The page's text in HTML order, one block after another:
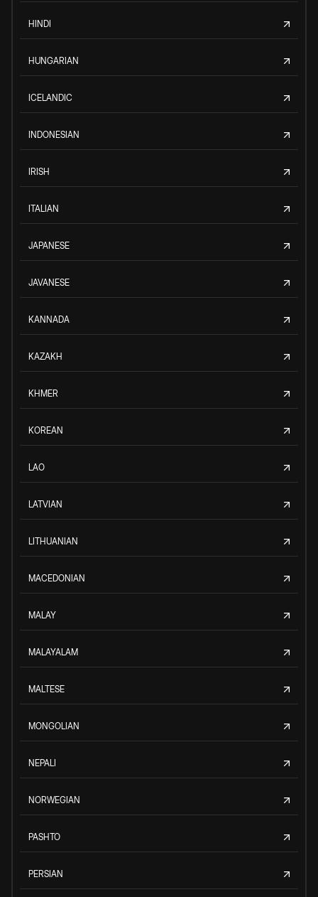
HINDI
HUNGARIAN
ICELANDIC
INDONESIAN
IRISH
ITALIAN
JAPANESE
JAVANESE
KANNADA
KAZAKH
KHMER
KOREAN
LAO
LATVIAN
LITHUANIAN
MACEDONIAN
MALAY
MALAYALAM
MALTESE
MONGOLIAN
NEPALI
NORWEGIAN
PASHTO
PERSIAN